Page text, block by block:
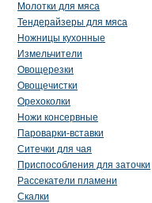
Молотки для мяса
Тендерайзеры для мяса
Ножницы кухонные
Измельчители
Овощерезки
Овощечистки
Орехоколки
Ножи консервные
Пароварки-вставки
Ситечки для чая
Приспособления для заточки
Рассекатели пламени
Скалки